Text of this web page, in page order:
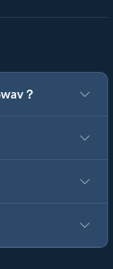
？